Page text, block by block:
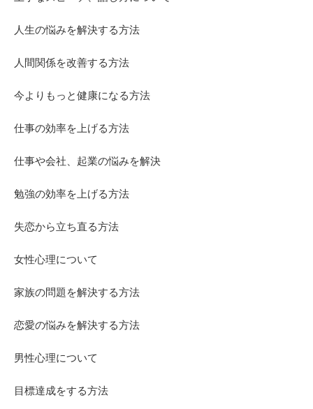
人生の悩みを解決する方法
人間関係を改善する方法
今よりもっと健康になる方法
仕事の効率を上げる方法
仕事や会社、起業の悩みを解決
勉強の効率を上げる方法
失恋から立ち直る方法
女性心理について
家族の問題を解決する方法
恋愛の悩みを解決する方法
男性心理について
目標達成をする方法